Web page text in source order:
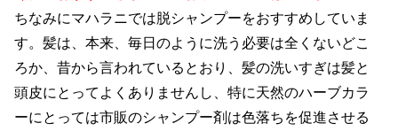
ちなみにマハラニでは脱シャンプーをおすすめしていま
す。髪は、本来、毎日のように洗う必要は全くないどこ
ろか、昔から言われているとおり、髪の洗いすぎは髪と
頭皮にとってよくありませんし、特に天然のハーブカラ
ーにとっては市販のシャンプー剤は色落ちを促進させる